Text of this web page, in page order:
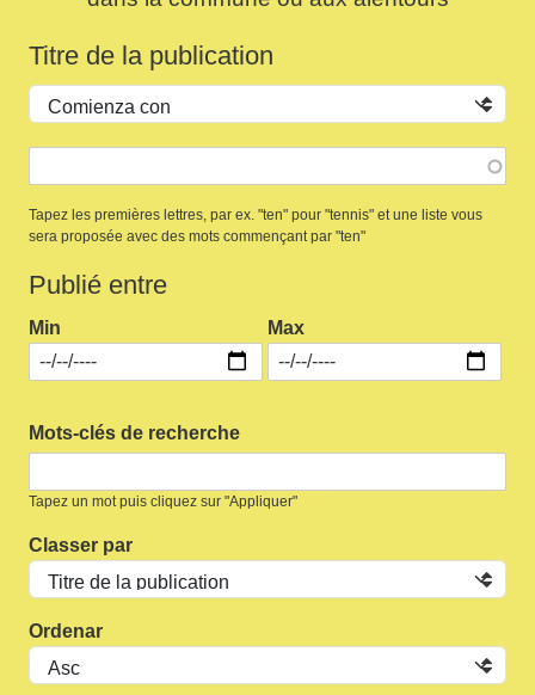
Titre de la publication
Operador
Tapez les premières lettres, par ex. "ten" pour "tennis" et une liste vous
sera proposée avec des mots commençant par "ten"
Publié entre
Min Max
Mots-clés de recherche
Tapez un mot puis cliquez sur "Appliquer"
Classer par
Ordenar